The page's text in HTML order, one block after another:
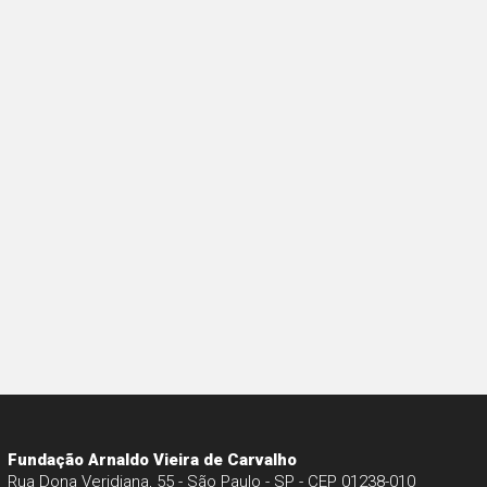
Fundação Arnaldo Vieira de Carvalho
Rua Dona Veridiana, 55 - São Paulo - SP - CEP 01238-010